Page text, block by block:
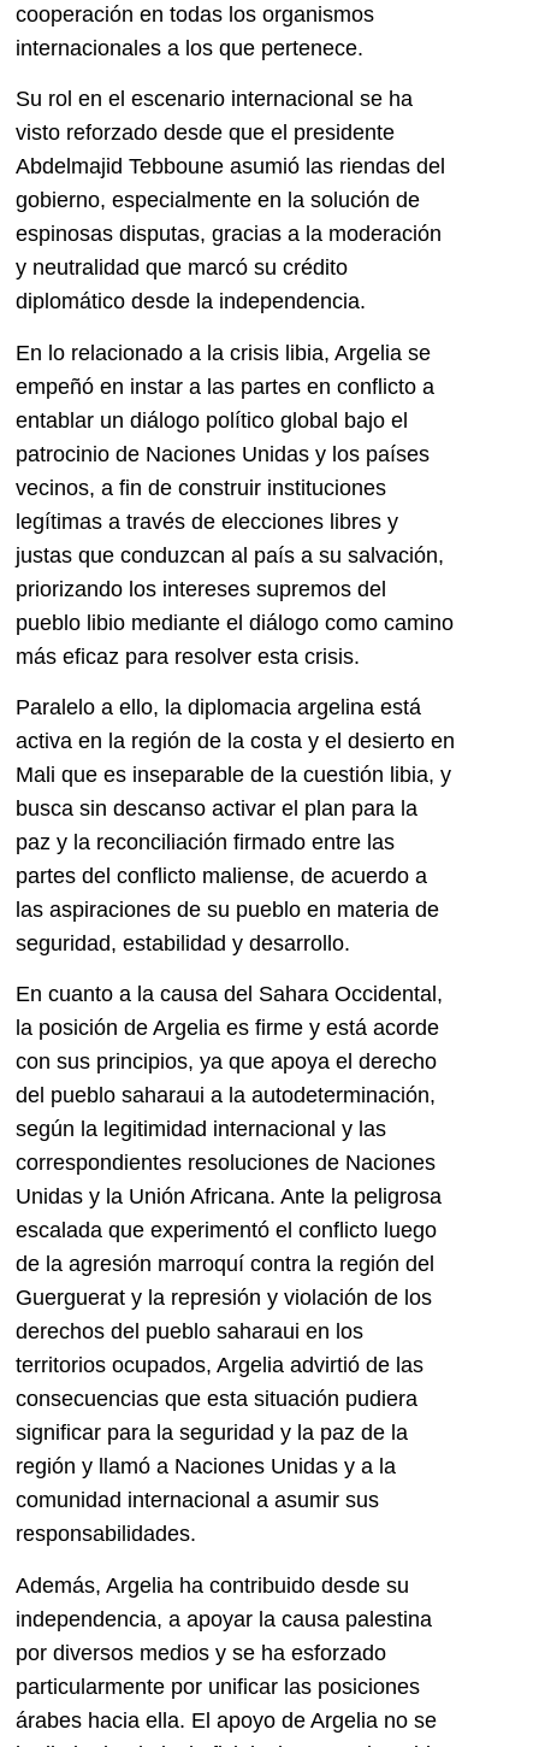
cooperación en todas los organismos
internacionales a los que pertenece.
Su rol en el escenario internacional se ha
visto reforzado desde que el presidente
Abdelmajid Tebboune asumió las riendas del
gobierno, especialmente en la solución de
espinosas disputas, gracias a la moderación
y neutralidad que marcó su crédito
diplomático desde la independencia.
En lo relacionado a la crisis libia, Argelia se
empeñó en instar a las partes en conflicto a
entablar un diálogo político global bajo el
patrocinio de Naciones Unidas y los países
vecinos, a fin de construir instituciones
legítimas a través de elecciones libres y
justas que conduzcan al país a su salvación,
priorizando los intereses supremos del
pueblo libio mediante el diálogo como camino
más eficaz para resolver esta crisis.
Paralelo a ello, la diplomacia argelina está
activa en la región de la costa y el desierto en
Mali que es inseparable de la cuestión libia, y
busca sin descanso activar el plan para la
paz y la reconciliación firmado entre las
partes del conflicto maliense, de acuerdo a
las aspiraciones de su pueblo en materia de
seguridad, estabilidad y desarrollo.
En cuanto a la causa del Sahara Occidental,
la posición de Argelia es firme y está acorde
con sus principios, ya que apoya el derecho
del pueblo saharaui a la autodeterminación,
según la legitimidad internacional y las
correspondientes resoluciones de Naciones
Unidas y la Unión Africana. Ante la peligrosa
escalada que experimentó el conflicto luego
de la agresión marroquí contra la región del
Guerguerat y la represión y violación de los
derechos del pueblo saharaui en los
territorios ocupados, Argelia advirtió de las
consecuencias que esta situación pudiera
significar para la seguridad y la paz de la
región y llamó a Naciones Unidas y a la
comunidad internacional a asumir sus
responsabilidades.
Además, Argelia ha contribuido desde su
independencia, a apoyar la causa palestina
por diversos medios y se ha esforzado
particularmente por unificar las posiciones
árabes hacia ella. El apoyo de Argelia no se